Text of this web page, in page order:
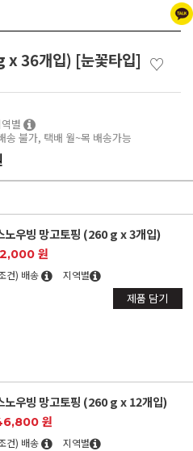
x 36개입) [눈꽃타입] ♡
별
송 불가, 택배 월~목 배송가능
노우빙 망고토핑 (260 g x 3개입)
원
건) 배송 지역별
제품 담기
노우빙 망고토핑 (260 g x 12개입)
원
건) 배송 지역별